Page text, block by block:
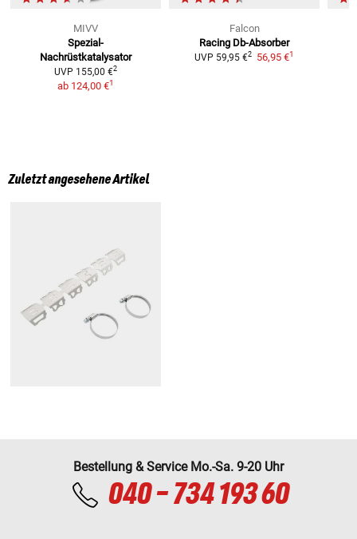
MIVV
Spezial-
Nachrüstkatalysator
UVP 155,00 €2
ab 124,00 €1
Falcon
Racing Db-Absorber
UVP 59,95 €2 56,95 €1
Zuletzt angesehene Artikel
Bestellung & Service Mo.-Sa. 9-20 Uhr
040 - 734 193 60